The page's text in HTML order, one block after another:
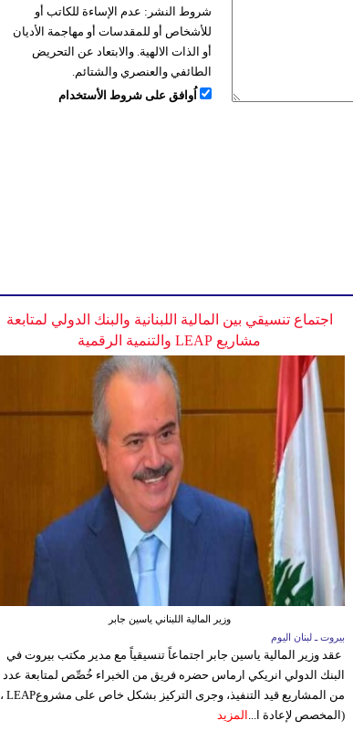
شروط النشر: عدم الإساءة للكاتب أو
للأشخاص أو للمقدسات أو مهاجمة الأديان
أو الذات الالهية. والابتعاد عن التحريض
الطائفي والعنصري والشتائم.
اُوافق على شروط الأستخدام
اجتماع تنسيقي بين المالية اللبنانية والبنك الدولي لمتابعة
مشاريع LEAP والتنمية الرقمية
وزير المالية اللبناني ياسين جابر
بيروت ـ لبنان اليوم
عقد وزير المالية ياسين جابر اجتماعاً تنسيقياً مع مدير مكتب بيروت في
البنك الدولي انريكي ارماس حضره فريق من الخبراء خُصِّص لمتابعة عدد
من المشاريع قيد التنفيذ، وجرى التركيز بشكل خاص على مشروعLEAP ،
(المخصص لإعادة ا... المزيد